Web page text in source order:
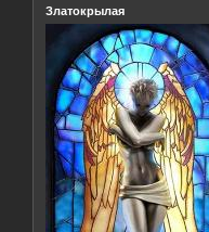
Златокрылая